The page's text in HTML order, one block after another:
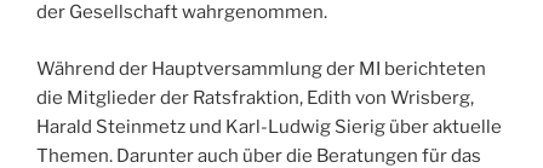
der Gesellschaft wahrgenommen.
Während der Hauptversammlung der MI berichteten
die Mitglieder der Ratsfraktion, Edith von Wrisberg,
Harald Steinmetz und Karl-Ludwig Sierig über aktuelle
Themen. Darunter auch über die Beratungen für das